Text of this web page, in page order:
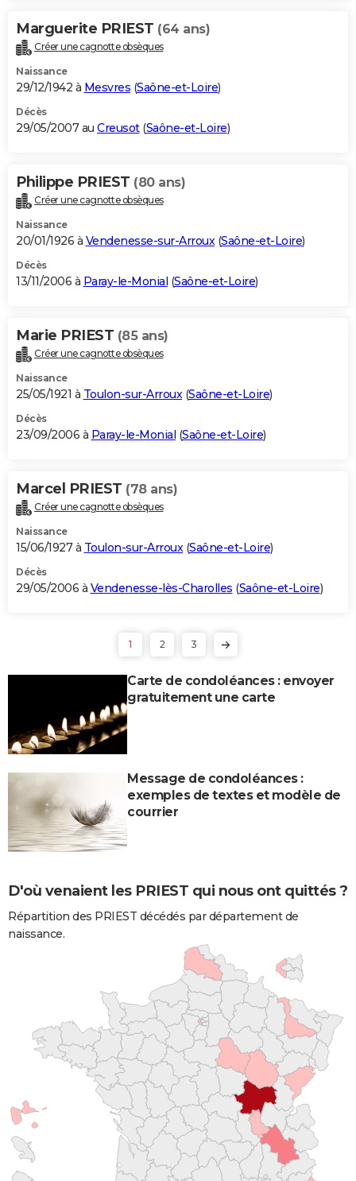
Marguerite PRIEST (64 ans)
Créer une cagnotte obsèques
Naissance
29/12/1942 à Mesvres (Saône-et-Loire)
Décès
29/05/2007 au Creusot(Saône-et-Loire)
Philippe PRIEST (80 ans)
Créer une cagnotte obsèques
Naissance
20/01/1926 à Vendenesse-sur-Arroux(Saône-et-Loire)
Décès
13/11/2006 à Paray-le-Monial (Saône-et-Loire)
Marie PRIEST (85 ans)
Créer une cagnotte obsèques
Naissance
25/05/1921 à Toulon-sur-Arroux(Saône-et-Loire)
Décès
23/09/2006 à Paray-le-Monial (Saône-et-Loire)
Marcel PRIEST (78 ans)
Créer une cagnotte obsèques
Naissance
15/06/1927 à Toulon-sur-Arroux (Saône-et-Loire)
Décès
29/05/2006 à Vendenesse-lès-Charolles (Saône-et-Loire)
1 2 3
Carte de condoléances : envoyer
gratuitement une carte
Message de condoléances :
exemples de textes et modèle de
courrier
D'où venaient les PRIEST qui nous ont quittés ?
Répartition des PRIEST décédés par département de
naissance.